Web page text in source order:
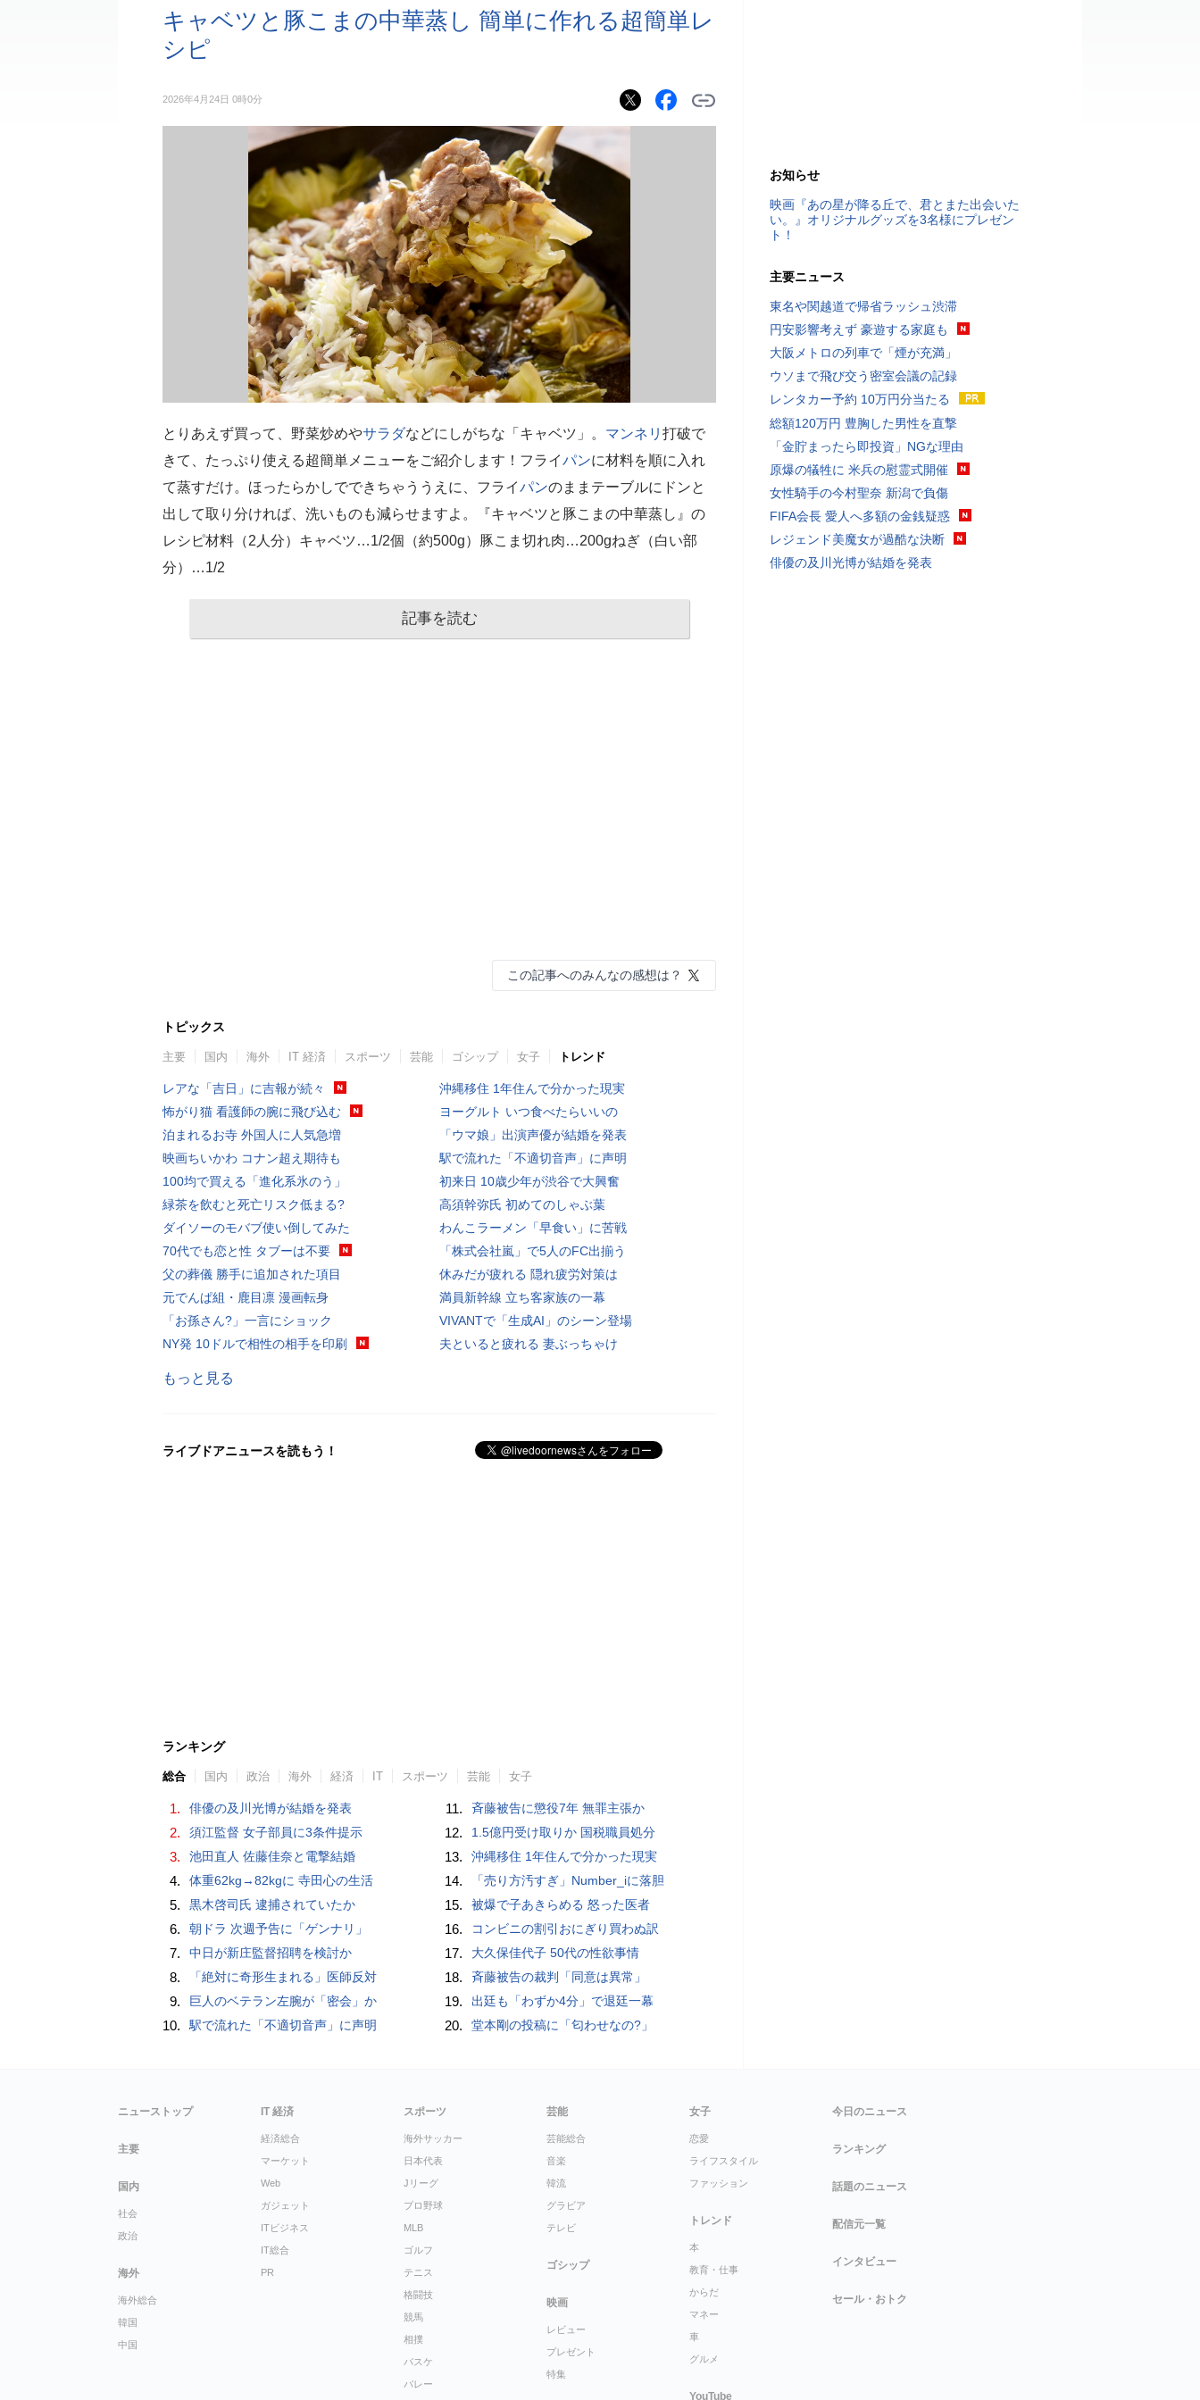
キャベツと豚こまの中華蒸し 簡単に作れる超簡単レ
シピ
2026年4月24日 0時0分
とりあえず買って、野菜炒めやサラダなどにしがちな「キャベツ」。 マンネリ 打破で
きて、たっぷり使える超簡単メニューをご紹介します！フライパンに材料を順に入れ
て蒸すだけ。ほったらかしでできちゃううえに、フライパンのままテーブルにドンと
出して取り分ければ、洗いものも減らせますよ。『キャベツと豚こまの中華蒸し』の
レシピ材料（2人分）キャベツ…1/2個（約500ɡ）豚こま切れ肉…200ɡねぎ（白い部
分）…1/2
記事を読む
この記事へのみんなの感想は？
トピックス
主要 国内 海外 IT 経済 スポーツ 芸能 ゴシップ 女子 トレンド
レアな「吉日」に吉報が続々
怖がり猫 看護師の腕に飛び込む
泊まれるお寺 外国人に人気急増
映画ちいかわ コナン超え期待も
100均で買える「進化系氷のう」
緑茶を飲むと死亡リスク低まる?
ダイソーのモバブ使い倒してみた
70代でも恋と性 タブーは不要
父の葬儀 勝手に追加された項目
元でんぱ組・鹿目凛 漫画転身
「お孫さん?」一言にショック
NY発 10ドルで相性の相手を印刷
沖縄移住 1年住んで分かった現実
ヨーグルト いつ食べたらいいの
「ウマ娘」出演声優が結婚を発表
駅で流れた「不適切音声」に声明
初来日 10歳少年が渋谷で大興奮
高須幹弥氏 初めてのしゃぶ葉
わんこラーメン「早食い」に苦戦
「株式会社嵐」で5人のFC出揃う
休みだが疲れる 隠れ疲労対策は
満員新幹線 立ち客家族の一幕
VIVANTで「生成AI」のシーン登場
夫といると疲れる 妻ぶっちゃけ
もっと見る
ライブドアニュースを読もう！
ランキング
総合 国内 政治 海外 経済 IT スポーツ 芸能 女子
1. 俳優の及川光博が結婚を発表
2. 須江監督 女子部員に3条件提示
3. 池田直人 佐藤佳奈と電撃結婚
4. 体重62kg→82kgに 寺田心の生活
5. 黒木啓司氏 逮捕されていたか
6. 朝ドラ 次週予告に「ゲンナリ」
7. 中日が新庄監督招聘を検討か
8. 「絶対に奇形生まれる」医師反対
9. 巨人のベテラン左腕が「密会」か
10. 駅で流れた「不適切音声」に声明
11. 斉藤被告に懲役7年 無罪主張か
12. 1.5億円受け取りか 国税職員処分
13. 沖縄移住 1年住んで分かった現実
14. 「売り方汚すぎ」Number_iに落胆
15. 被爆で子あきらめる 怒った医者
16. コンビニの割引おにぎり買わぬ訳
17. 大久保佳代子 50代の性欲事情
18. 斉藤被告の裁判「同意は異常」
19. 出廷も「わずか4分」で退廷一幕
20. 堂本剛の投稿に「匂わせなの?」
お知らせ
映画『あの星が降る丘で、君とまた出会いた
い。』オリジナルグッズを3名様にプレゼン
ト！
主要ニュース
東名や関越道で帰省ラッシュ渋滞
円安影響考えず 豪遊する家庭も
大阪メトロの列車で「煙が充満」
ウソまで飛び交う密室会議の記録
レンタカー予約 10万円分当たる
総額120万円 豊胸した男性を直撃
「金貯まったら即投資」NGな理由
原爆の犠牲に 米兵の慰霊式開催
女性騎手の今村聖奈 新潟で負傷
FIFA会長 愛人へ多額の金銭疑惑
レジェンド美魔女が過酷な決断
俳優の及川光博が結婚を発表
ニューストップ
主要
国内
社会
政治
海外
海外総合
韓国
中国
IT 経済
経済総合
マーケット
Web
ガジェット
ITビジネス
IT総合
PR
スポーツ
海外サッカー
日本代表
Jリーグ
プロ野球
MLB
ゴルフ
テニス
格闘技
競馬
相撲
バスケ
バレー
芸能
芸能総合
音楽
韓流
グラビア
テレビ
ゴシップ
映画
レビュー
プレゼント
特集
女子
恋愛
ライフスタイル
ファッション
トレンド
本
教育・仕事
からだ
マネー
車
グルメ
YouTube
今日のニュース
ランキング
話題のニュース
配信元一覧
インタビュー
セール・おトク